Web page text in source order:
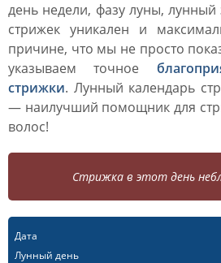
день недели, фазу луны,
стрижек уникален и
причине, что мы не просто
указываем точное
стрижки. Лунный календарь
— наилучший помощник для
волос!
Стрижка в этот день
Дата
Лунный день